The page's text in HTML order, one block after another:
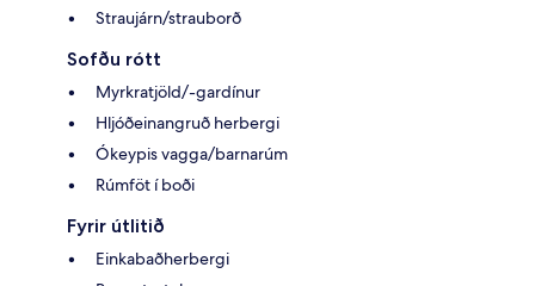
Straujárn/strauborð
Sofðu rótt
Myrkratjöld/-gardínur
Hljóðeinangruð herbergi
Ókeypis vagga/barnarúm
Rúmföt í boði
Fyrir útlitið
Einkabaðherbergi